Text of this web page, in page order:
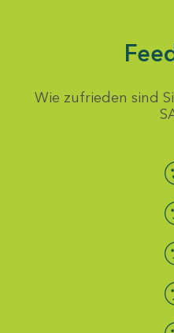
Wie zufrieden sind